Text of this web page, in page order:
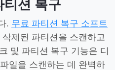
티션 복구
. 무료 파티션 복구 소프트
제된 파티션을 스캔하고
및 파티션 복구 기능은 디
일을 스캔하는 데 완벽하